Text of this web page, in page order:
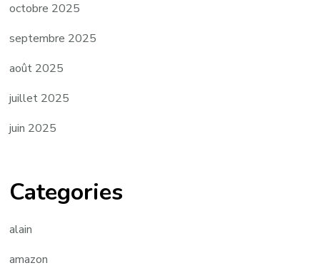
octobre 2025
septembre 2025
août 2025
juillet 2025
juin 2025
Categories
alain
amazon